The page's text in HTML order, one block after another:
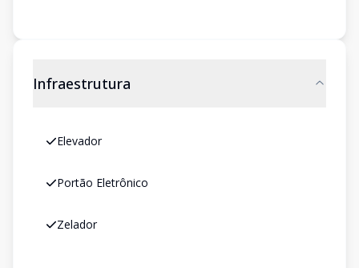
Infraestrutura
Elevador
Portão Eletrônico
Zelador